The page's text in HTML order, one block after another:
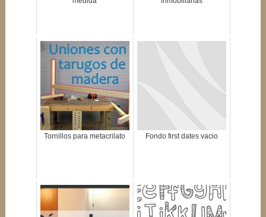
Tornillos para metacrilato Fondo first dates vacio